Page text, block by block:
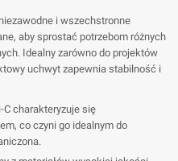
i wszechstronne
aby sprostać potrzebom różnych
Idealny zarówno do projektów
uchwyt zapewnia stabilność i
C charakteryzuje się
co czyni go idealnym do